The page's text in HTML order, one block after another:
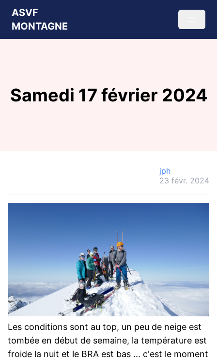
ASVF
MONTAGNE
Samedi 17 février 2024
jph
23 févr. 2024
Les conditions sont au top, un peu de neige est
tombée en début de semaine, la température est
froide la nuit et le BRA est bas ... c'est le moment